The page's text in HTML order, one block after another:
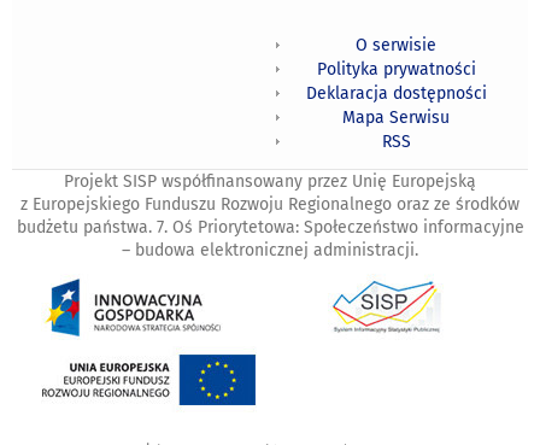
O serwisie
Polityka prywatności
Deklaracja dostępności
Mapa Serwisu
RSS
Projekt SISP współfinansowany przez Unię Europejską
z Europejskiego Funduszu Rozwoju Regionalnego oraz ze środków
budżetu państwa. 7. Oś Priorytetowa: Społeczeństwo informacyjne
– budowa elektronicznej administracji.